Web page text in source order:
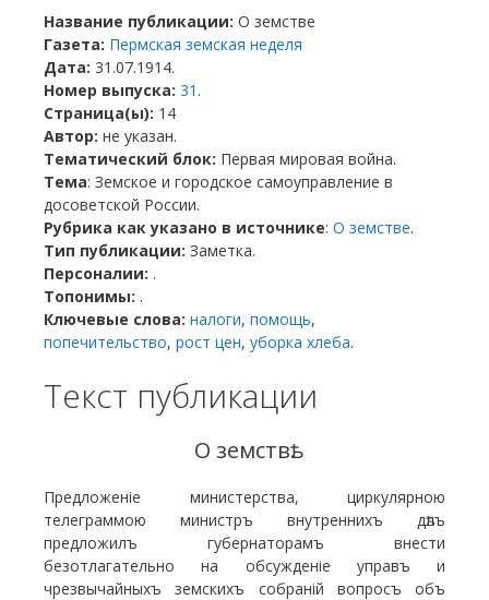
Название публикации: О земстве
Газета: Пермская земская неделя
Дата: 31.07.1914.
Номер выпуска: 31 .
Страница(ы): 14
Автор: не указан.
Тематический блок: Первая мировая война.
Тема: Земское и городское самоуправление в
досоветской России.
Рубрика как указано в источнике: О земстве.
Тип публикации: Заметка.
Персоналии: .
Топонимы: .
Ключевые слова: налоги, помощь,
попечительство, рост цен, уборка хлеба.
Текст публикации
О земствѣ.
Предложеніе министерства, циркулярною
телеграммою министръ внутреннихъ дѣлъ
предложилъ губернаторамъ внести
безотлагательно на обсужденіе управъ и
чрезвычайныхъ земскихъ собраній вопросъ объ